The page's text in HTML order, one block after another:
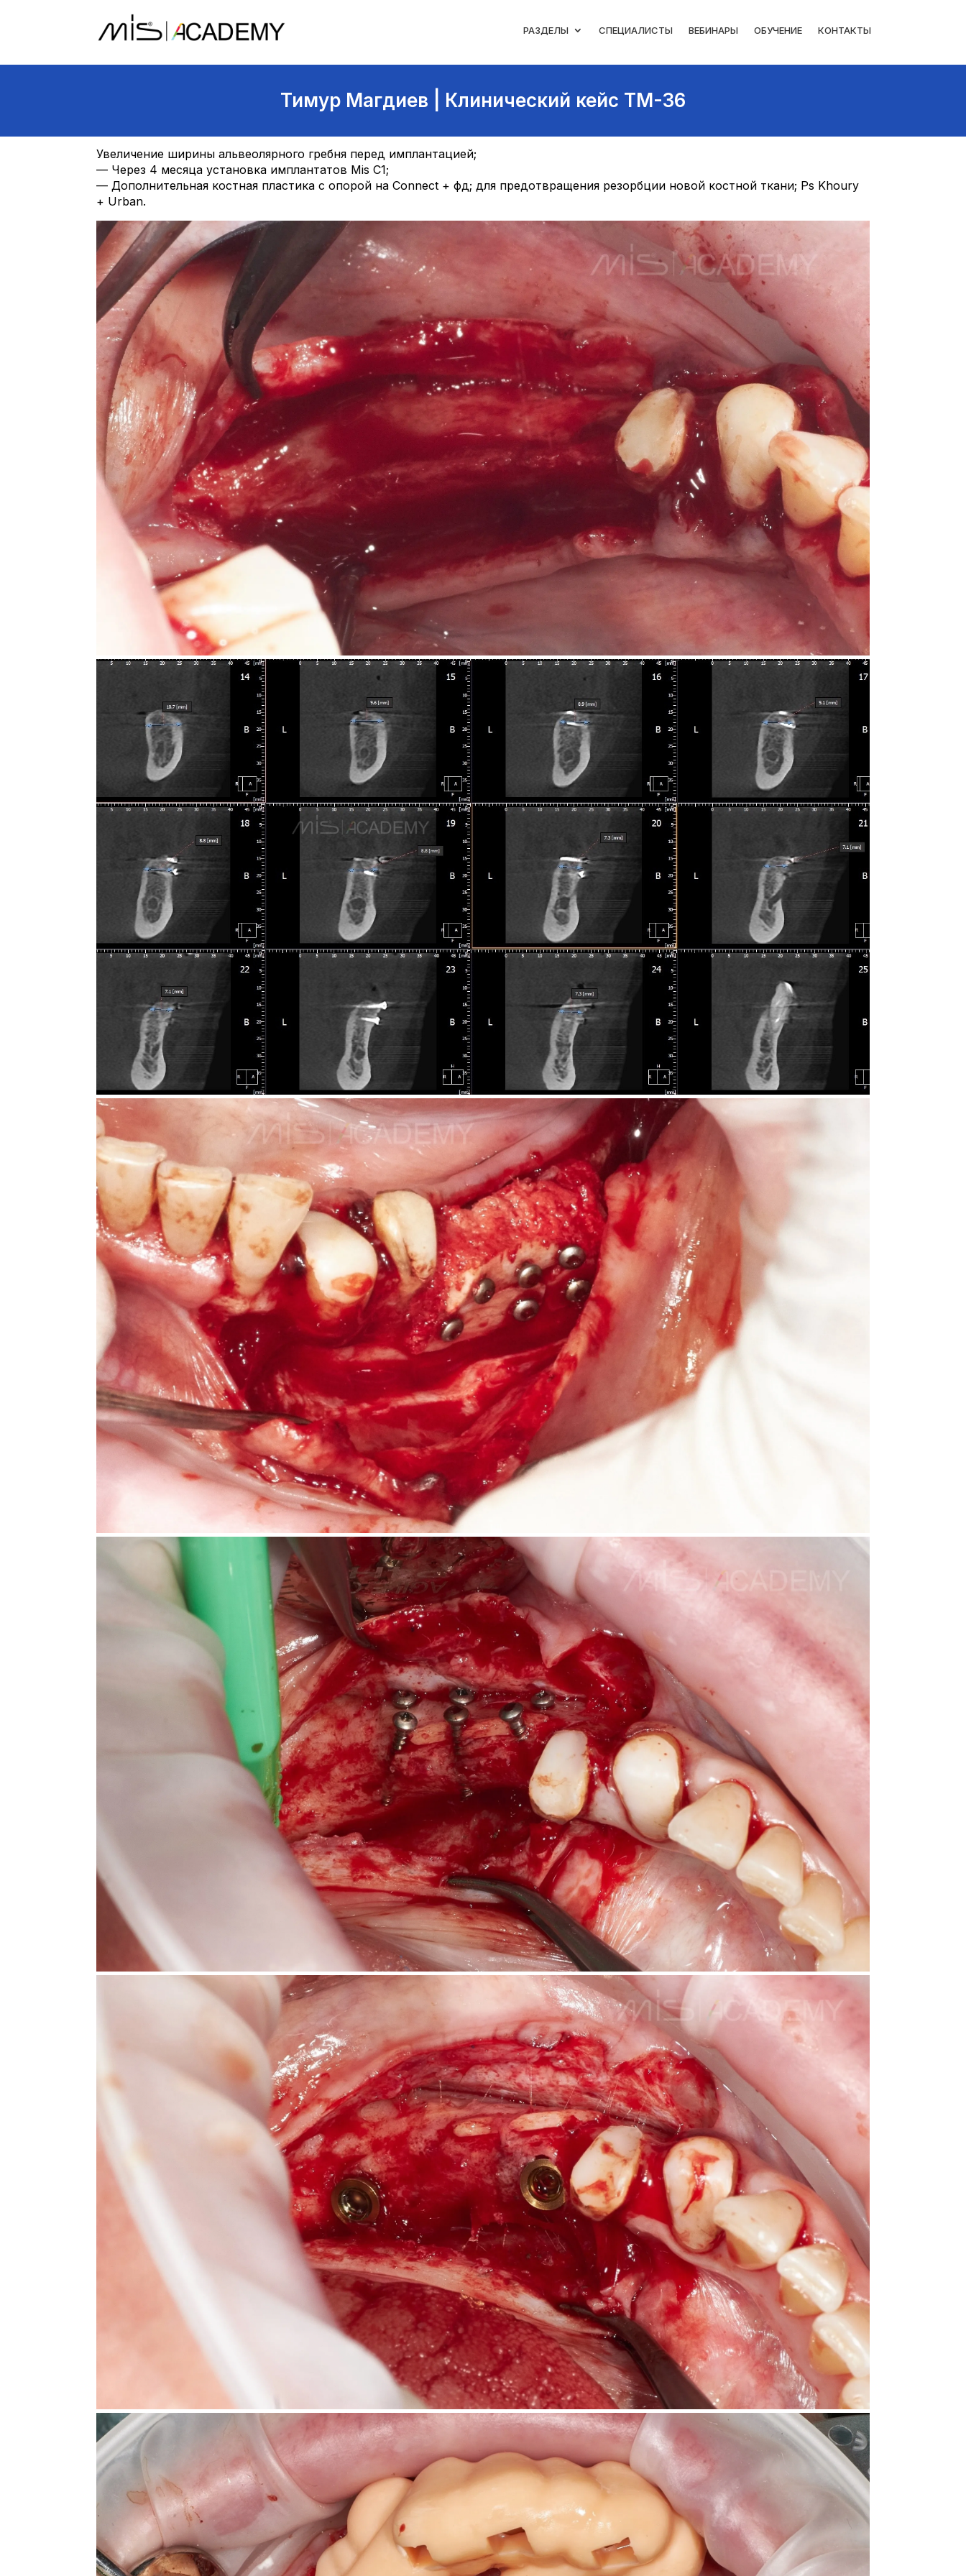
РАЗДЕЛЫ СПЕЦИАЛИСТЫ ВЕБИНАРЫ ОБУЧЕНИЕ КОНТАКТЫ
Тимур Магдиев | Клинический кейс TM-36
Увеличение ширины альвеолярного гребня перед имплантацией;
— Через 4 месяца установка имплантатов Mis C1;
— Дополнительная костная пластика с опорой на Connect + фд; для предотвращения резорбции новой костной ткани; Ps Khoury
+ Urban.